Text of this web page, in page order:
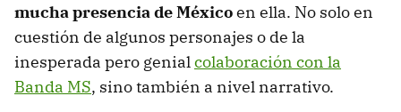
mucha presencia de Méxicoen ella. No solo en
cuestión de algunos personajes o de la
inesperada pero genialcolaboración con la
Banda MS, sino también a nivel narrativo.